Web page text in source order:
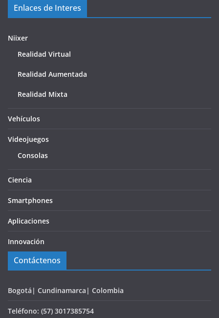
Enlaces de Interes
Niixer
Realidad Virtual
Realidad Aumentada
Realidad Mixta
Vehículos
Videojuegos
Consolas
Ciencia
Smartphones
Aplicaciones
Innovación
Contáctenos
Bogotá| Cundinamarca| Colombia
Teléfono: (57) 3017385754